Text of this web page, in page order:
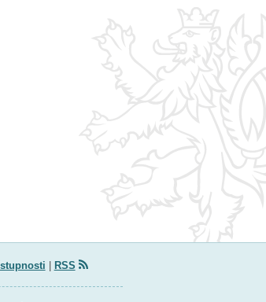
RSS